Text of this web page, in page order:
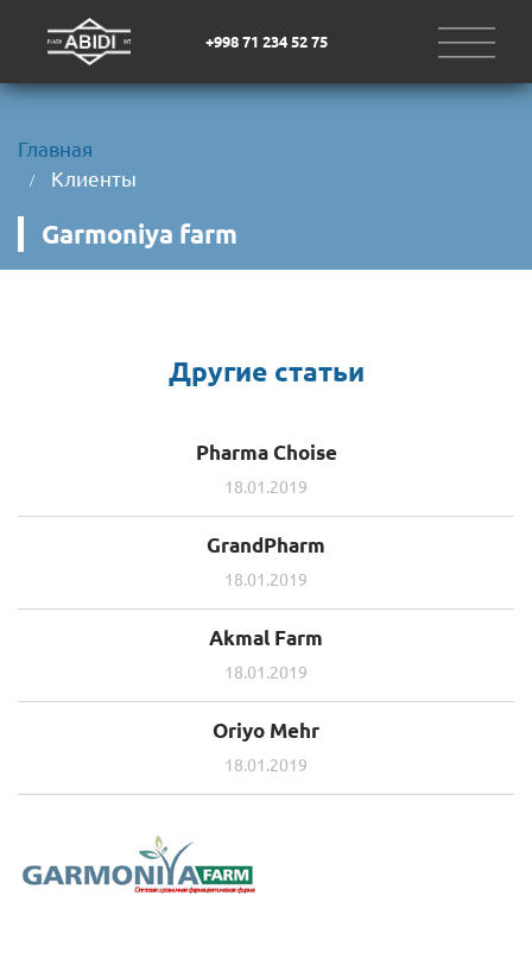
+998 71 234 52 75
Главная
Клиенты
Garmoniya farm
Другие статьи
Pharma Choise
18.01.2019
GrandPharm
18.01.2019
Akmal Farm
18.01.2019
Oriyo Mehr
18.01.2019